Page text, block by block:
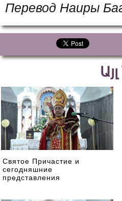
Перевод Наиры
Святое Причастие и
сегодняшние
представления